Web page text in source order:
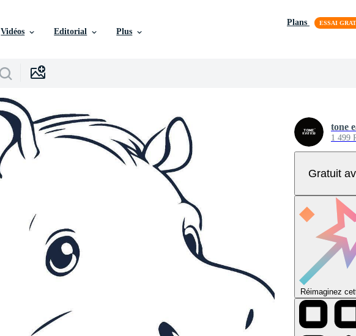
Vidéos Editorial Plus
Plans
tone
1 499
Gratuit
Réimaginez